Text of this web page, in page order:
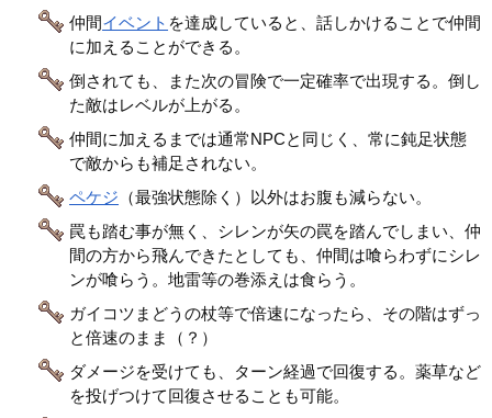
仲間イベント を達成していると、話しかけることで仲間
に加えることができる。
倒されても、また次の冒険で一定確率で出現する。倒し
た敵はレベルが上がる。
仲間に加えるまでは通常NPCと同じく、常に鈍足状態
で敵からも補足されない。
ペケジ （最強状態除く）以外はお腹も減らない。
罠も踏む事が無く、シレンが矢の罠を踏んでしまい、仲
間の方から飛んできたとしても、仲間は喰らわずにシレ
ンが喰らう。地雷等の巻添えは食らう。
ガイコツまどうの杖等で倍速になったら、その階はずっ
と倍速のまま（？）
ダメージを受けても、ターン経過で回復する。薬草など
を投げつけて回復させることも可能。